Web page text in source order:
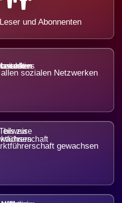
und Abonnenten
sozialen Netzwerken
gewachsen